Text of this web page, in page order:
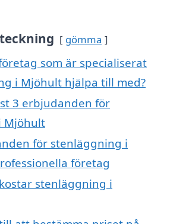
gömma
som är specialiserat
i Mjöhult hjälpa till med?
3 erbjudanden för
Mjöhult
för stenläggning i
företag
stenläggning i